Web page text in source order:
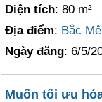
Diện tích: 80 m²
Địa điểm: Bắc Mê
Ngày đăng: 6/5/
Muốn tối ưu